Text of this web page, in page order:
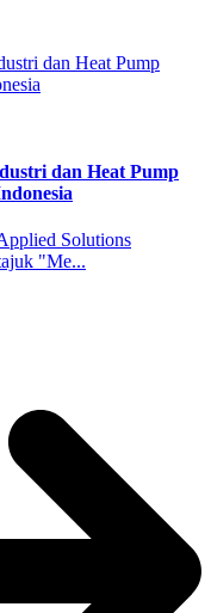
dan Heat Pump
Solutions
"Me...